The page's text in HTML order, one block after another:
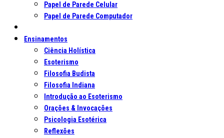
Papel de Parede Celular
Papel de Parede Computador
Ensinamentos
Ciência Holística
Esoterismo
Filosofia Budista
Filosofia Indiana
Introdução ao Esoterismo
Orações & Invocações
Psicologia Esotérica
Reflexões